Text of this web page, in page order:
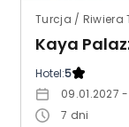
Turcja / Riwiera
Kaya
Hotel:5
09.01.2027
7 dni